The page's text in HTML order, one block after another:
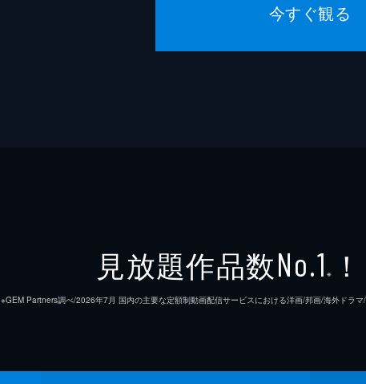
今すぐ観る
見放題作品数No.1 ※ ！
※GEM Partners調べ/2026年7⽉ 国内の主要な定額制動画配信サービスにおける洋画/邦画/海外ドラ